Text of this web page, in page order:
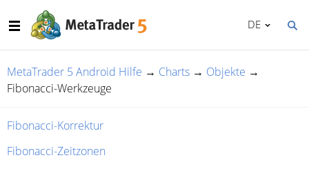
DE
MetaTrader 5 Android Hilfe → Charts → Objekte →
Fibonacci-Werkzeuge
Fibonacci-Korrektur
Fibonacci-Zeitzonen